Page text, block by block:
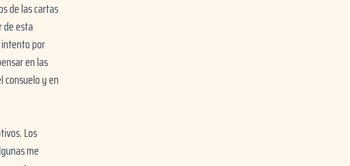
de las cartas
de esta
por
en las
consuelo y en
Los
me